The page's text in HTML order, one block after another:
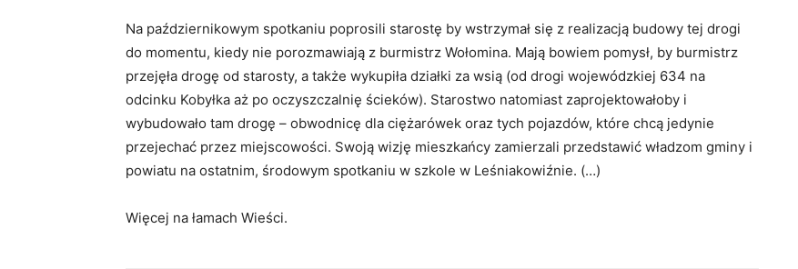
Na październikowym spotkaniu poprosili starostę by wstrzymał się z realizacją budowy tej drogi
do momentu, kiedy nie porozmawiają z burmistrz Wołomina. Mają bowiem pomysł, by burmistrz
przejęła drogę od starosty, a także wykupiła działki za wsią (od drogi wojewódzkiej 634 na
odcinku Kobyłka aż po oczyszczalnię ścieków). Starostwo natomiast zaprojektowałoby i
wybudowało tam drogę – obwodnicę dla ciężarówek oraz tych pojazdów, które chcą jedynie
przejechać przez miejscowości. Swoją wizję mieszkańcy zamierzali przedstawić władzom gminy i
powiatu na ostatnim, środowym spotkaniu w szkole w Leśniakowiźnie. (…)
Więcej na łamach Wieści.